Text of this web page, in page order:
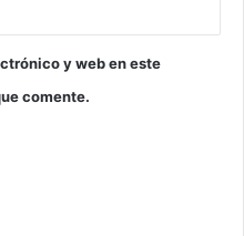
y web en este
comente.